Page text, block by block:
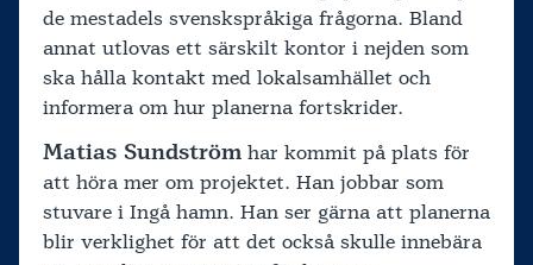
de mestadels svenskspråkiga frågorna. Bland
annat utlovas ett särskilt kontor i nejden som
ska hålla kontakt med lokalsamhället och
informera om hur planerna fortskrider.
Matias Sundström har kommit på plats för
att höra mer om projektet. Han jobbar som
stuvare i Ingå hamn. Han ser gärna att planerna
blir verklighet för att det också skulle innebära